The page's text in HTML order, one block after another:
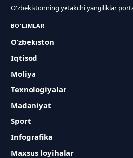
O'zbekistonning yetakchi yangiliklar
BO'LIMLAR
O‘zbekiston
Iqtisod
Moliya
Texnologiyalar
Madaniyat
Sport
Infografika
Maxsus loyihalar